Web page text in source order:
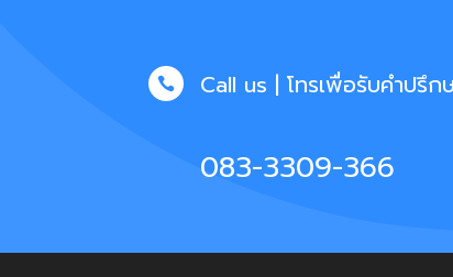
 Call us | โทรเพื่อรับคำปรึก
083-3309-366